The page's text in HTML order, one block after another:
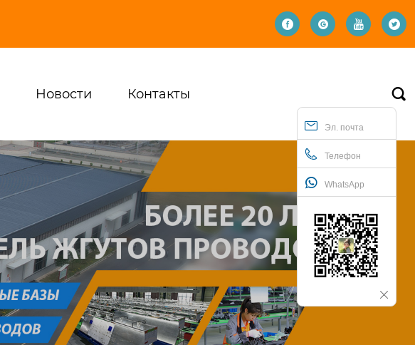
   
Новости Контакты 
Эл. почта
Телефон
WhatsApp